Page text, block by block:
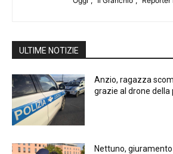
ULTIME NOTIZIE
Anzio, ragazza
grazie al drone della
Nettuno,